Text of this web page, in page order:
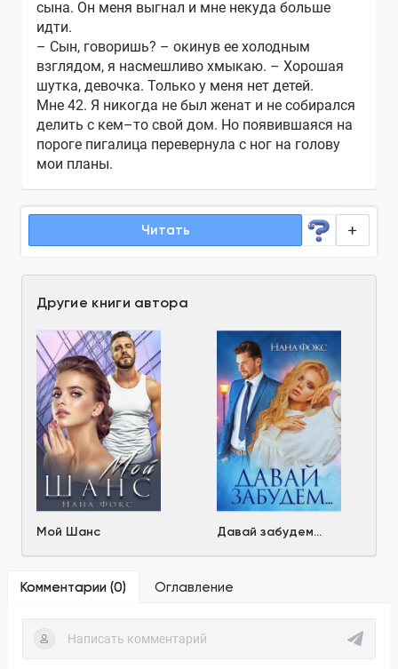
сына. Он меня выгнал и мне некуда больше
идти.
– Сын, говоришь? – окинув ее холодным
взглядом, я насмешливо хмыкаю. – Хорошая
шутка, девочка. Только у меня нет детей.
Мне 42. Я никогда не был женат и не собирался
делить с кем–то свой дом. Но появившаяся на
пороге пигалица перевернула с ног на голову
мои планы.
Читать
Другие книги автора
Мой Шанс Давай забудем...
Комментарии (0) Оглавление